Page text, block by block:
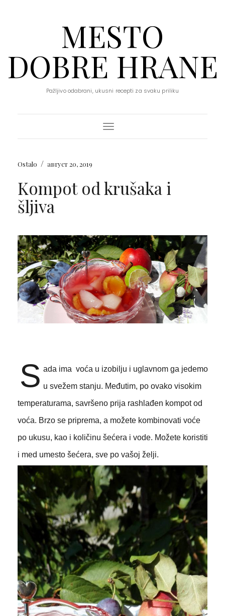
MESTO
DOBRE HRANE
Pažljivo odabrani, ukusni recepti za svaku priliku
Toggle Navigation
Ostalo / август 20, 2019
Kompot od krušaka i
šljiva
S ada ima voća u izobilju i uglavnom ga jedemo
u svežem stanju. Međutim, po ovako visokim
temperaturama, savršeno prija rashlađen kompot od
voća. Brzo se priprema, a možete kombinovati voće
po ukusu, kao i količinu šećera i vode. Možete koristiti
i med umesto šećera, sve po vašoj želji.